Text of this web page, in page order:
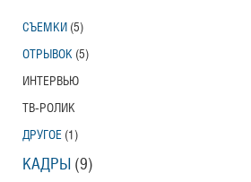
СЪЕМКИ (5)
ОТРЫВОК (5)
ИНТЕРВЬЮ
ТВ-РОЛИК
ДРУГОЕ (1)
КАДРЫ (9)